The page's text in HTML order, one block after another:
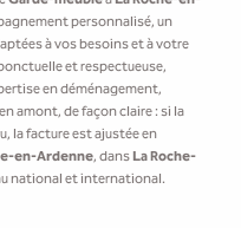
personnalisé, un
à vos besoins et à votre
et respectueuse,
en déménagement,
amont, de façon claire : si la
la facture est ajustée en
en-Ardenne, dansLa Roche-
national et international.